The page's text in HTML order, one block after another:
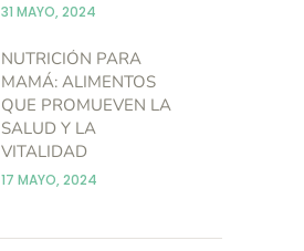
31 MAYO, 2024
NUTRICIÓN PARA
MAMÁ: ALIMENTOS
QUE PROMUEVEN LA
SALUD Y LA
VITALIDAD
17 MAYO, 2024